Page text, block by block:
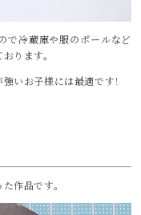
で冷蔵庫や服のポールなど
ります。
強いお子様には最適です！
作品です。